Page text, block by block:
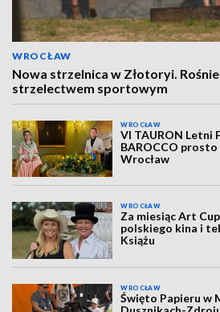
WROCŁAW
Nowa strzelnica w Złotoryi.
strzelectwem sportowym
WROCŁAW
VI TAURON Letni
BAROCCO prosto
Wrocław
WROCŁAW
Za miesiąc Art
polskiego kina i
Książu
WROCŁAW
Święto Papieru w